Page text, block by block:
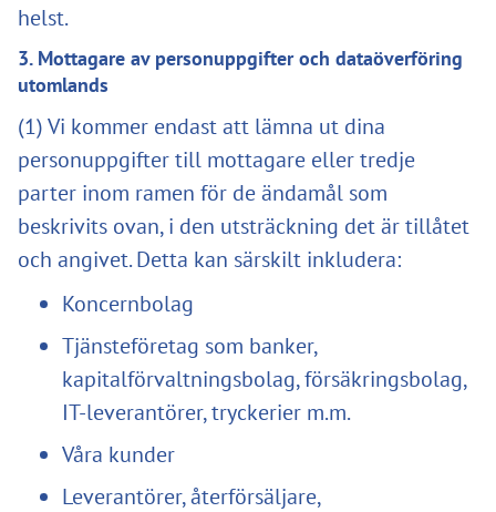
helst.
3. Mottagare av personuppgifter och dataöverföring
utomlands
(1) Vi kommer endast att lämna ut dina
personuppgifter till mottagare eller tredje
parter inom ramen för de ändamål som
beskrivits ovan, i den utsträckning det är tillåtet
och angivet. Detta kan särskilt inkludera:
Koncernbolag
Tjänsteföretag som banker,
kapitalförvaltningsbolag, försäkringsbolag,
IT-leverantörer, tryckerier m.m.
Våra kunder
Leverantörer, återförsäljare,